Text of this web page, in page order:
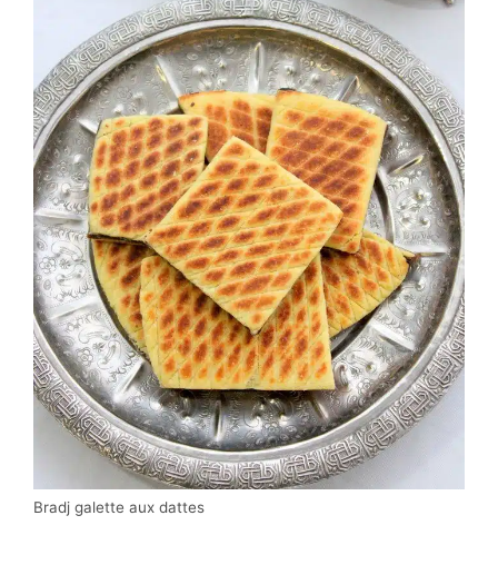
Bradj galette aux dattes